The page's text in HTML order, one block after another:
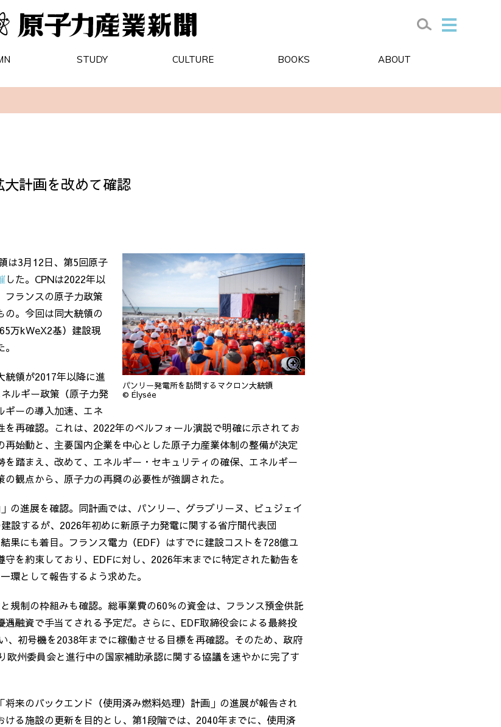
STUDY CULTURE BOOKS ABOUT
計画を改めて確認
パンリー発電所を訪問するマクロン大統領
© Élysée
は3月12日、第5回原子
した。CPNは2022年以
フランスの原子力政策
の。今回は同大統領の
万kWeX2基）建設現
統領が2017年以降に進
ルギー政策（原子力発
ギーの導入加速、エネ
再確認。これは、 2022年のベルフォール演説で明確に示されてお
再始動と、主要国内企業を中心とした原子力産業体制の整備が決定
を踏まえ、改めて、エネルギー・セキュリティの確保、エネルギー
観点から、原子力の再興の必要性が強調された。
の進展を確認。同計画では、パンリー、グラブリーヌ、ビュジェイ
設するが、 2026年初めに新原子力発電に関する省庁間代表団
果にも着目。フランス電力（EDF）はすでに建設コストを728億ユ
を約束しており、 EDFに対し、 2026年末までに特定された勧告を
環として報告するよう求めた。
規制の枠組みも確認。総事業費の60％の資金は、フランス預金供託
融資で手当てされる予定だ。さらに、 EDF取締役会による最終投
、初号機を2038年までに稼働させる目標を再確認。そのため、政府
欧州委員会と進行中の国家補助承認に関する協議を速やかに完了す
来のバックエンド（使用済み燃料処理）計画」の進展が報告され
ける施設の更新を目的とし、第1段階では、 2040年までに、使用済